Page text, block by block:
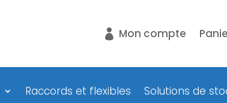
Mon compte
Raccords et flexibles Solutions de